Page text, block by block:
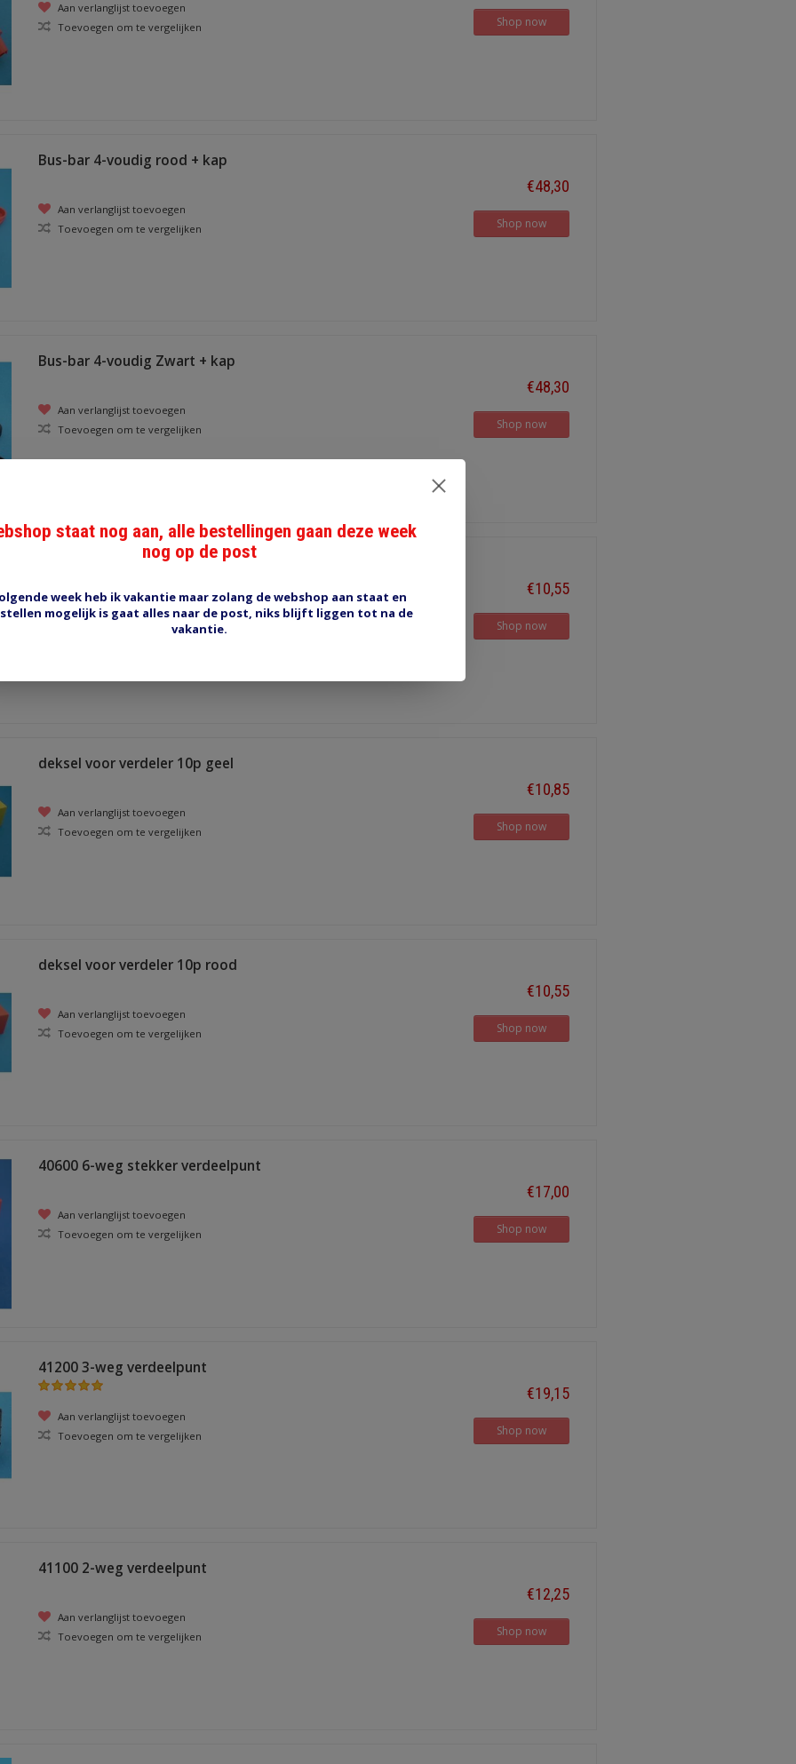
Aan verlanglijst toevoegen
Toevoegen om te vergelijken
Shop now
Bus-bar 4-voudig rood + kap
Aan verlanglijst toevoegen
Toevoegen om te vergelijken
€48,30
Shop now
Bus-bar 4-voudig Zwart + kap
Aan verlanglijst toevoegen
Toevoegen om te vergelijken
€48,30
Shop now
deksel voor verdeler 10p zwart
Aan verlanglijst toevoegen
Toevoegen om te vergelijken
€10,55
Shop now
deksel voor verdeler 10p geel
Aan verlanglijst toevoegen
Toevoegen om te vergelijken
€10,85
Shop now
deksel voor verdeler 10p rood
Aan verlanglijst toevoegen
Toevoegen om te vergelijken
€10,55
Shop now
40600 6-weg stekker verdeelpunt
Aan verlanglijst toevoegen
Toevoegen om te vergelijken
€17,00
Shop now
41200 3-weg verdeelpunt
Aan verlanglijst toevoegen
Toevoegen om te vergelijken
€19,15
Shop now
41100 2-weg verdeelpunt
Aan verlanglijst toevoegen
Toevoegen om te vergelijken
€12,25
Shop now
staat nog aan, alle bestellingen gaan deze week
nog op de post
week heb ik vakantie maar zolang de webshop aan staat en
mogelijk is gaat alles naar de post, niks blijft liggen tot na de
vakantie.